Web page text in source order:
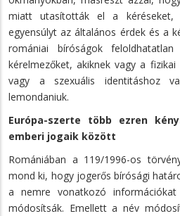
miatt utasították el a kéréseket,
egyensúlyt az általános érdek és a
romániai bíróságok
kérelmezőket, akiknek vagy a
vagy a szexuális identitáshoz
lemondaniuk.
Európa-szerte több ezren
emberi jogaik között
Romániában a 119/1996-os
mond ki, hogy jogerős bírósági
a nemre vonatkozó
módosítsák. Emellett a név